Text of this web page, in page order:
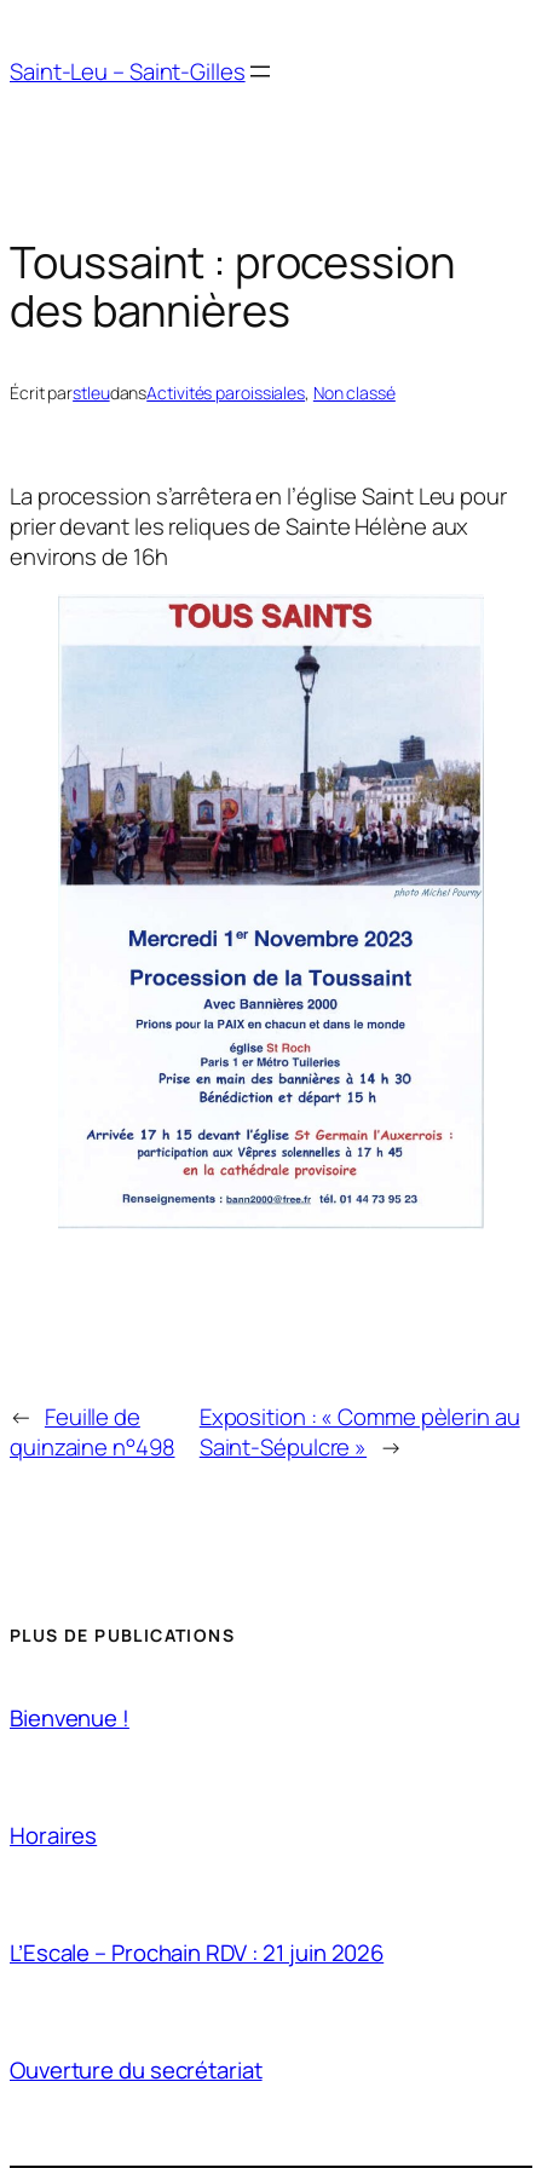
contenu
Saint-Leu – Saint-Gilles
Toussaint : procession
des bannières
Écrit parstleudansActivités paroissiales, Non classé
La procession s’arrêtera en l’église Saint Leu pour
prier devant les reliques de Sainte Hélène aux
environs de 16h
← Feuille de
quinzaine n°498
Exposition : « Comme pèlerin au
Saint-Sépulcre » →
PLUS DE PUBLICATIONS
Bienvenue !
Horaires
L’Escale – Prochain RDV : 21 juin 2026
Ouverture du secrétariat